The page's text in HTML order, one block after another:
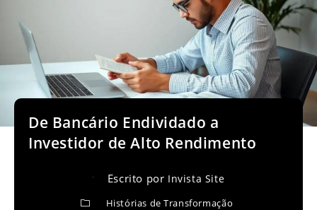
De Bancário Endividado a
Investidor de Alto Rendimento
Escrito por Invista Site
Histórias de Transformação